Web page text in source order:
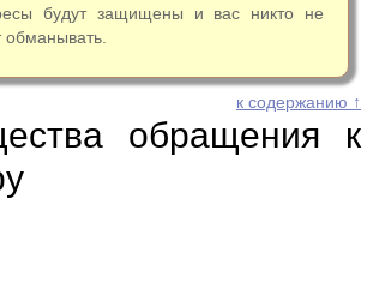
будут защищены и вас никто не
обманывать.
к содержанию ↑
обращения к